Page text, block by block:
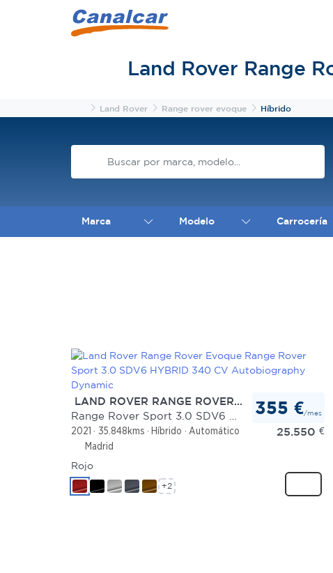
Land Rover Range
InicioLand Rover Range rover evoque Híbrido
Marca Modelo Carrocería
LAND ROVER RANGE ROVER EVOQUE
Range Rover Sport 3.0 SDV6 HYBRID 340 CV Autobiography Dynamic
2021 35.848kms Híbrido
Automático
Madrid
355 €/mes
25.550 €
Rojo
+2